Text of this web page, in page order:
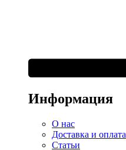
Информация
О нас
Доставка и оплата
Статьи